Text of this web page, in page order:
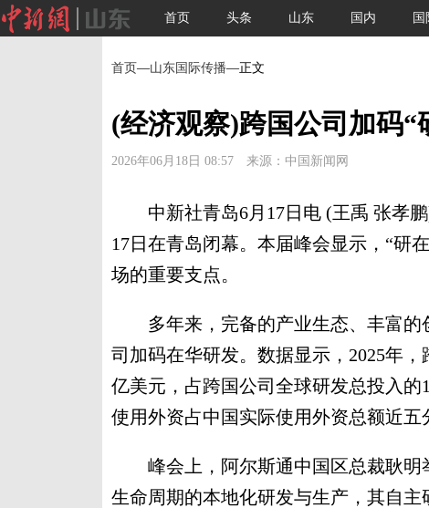
首页 头条 山东 国内 国
首页—山东国际传播—正文
(经济观察)跨国公司加码
2026年06月18日 08:57 来源：中国新闻网
中新社青岛6月17日电 (王禹 张孝鹏
17日在青岛闭幕。本届峰会显示，“研
场的重要支点。
多年来，完备的产业生态、丰富的
司加码在华研发。数据显示，2025年
亿美元，占跨国公司全球研发总投入
使用外资占中国实际使用外资总额近五
峰会上，阿尔斯通中国区总裁耿明
生命周期的本地化研发与生产，其自